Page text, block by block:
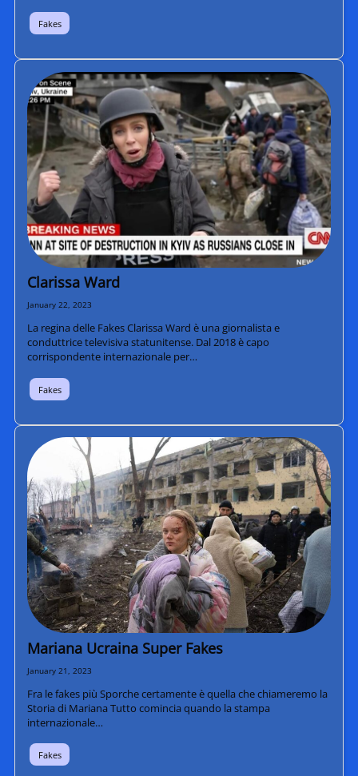
Fakes
Clarissa Ward
January 22, 2023
La regina delle Fakes Clarissa Ward è una giornalista e
conduttrice televisiva statunitense. Dal 2018 è capo
corrispondente internazionale per…
Fakes
Mariana Ucraina Super Fakes
January 21, 2023
Fra le fakes più Sporche certamente è quella che chiameremo la
Storia di Mariana Tutto comincia quando la stampa
internazionale…
Fakes